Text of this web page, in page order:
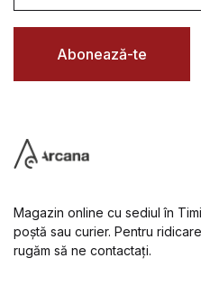
i
l
Abonează-te
Magazin online cu sediul în
poștă sau curier. Pentru
rugăm să ne contactați.